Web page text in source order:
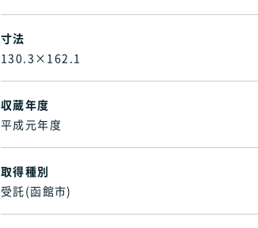
寸法
130.3×162.1
収蔵年度
平成元年度
取得種別
受託(函館市)